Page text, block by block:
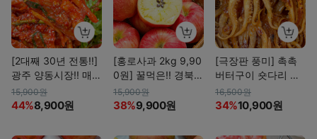
[2대째 30년 전통!!]
광주 양동시장!! 매콤
달콤 홍어무침
15,900원
44%8,900원
[홍로사과 2kg 9,90
0원] 꿀먹은!! 경북
햇 홍로사과(26년 첫
출하)
15,900원
38%9,900원
[극장판 풍미] 촉촉
버터구이 숏다리 오
징어 150g
16,500원
34%10,900원